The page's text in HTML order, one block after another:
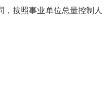
按照事业单位总量控制人